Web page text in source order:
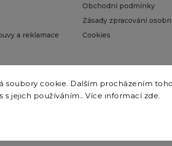
soubory cookie. Dalším procházením
s jejich používáním.. Více informací zde.
a reklamace
Obchodní podmínky
Zásady zpracování
Cookies
Copyright